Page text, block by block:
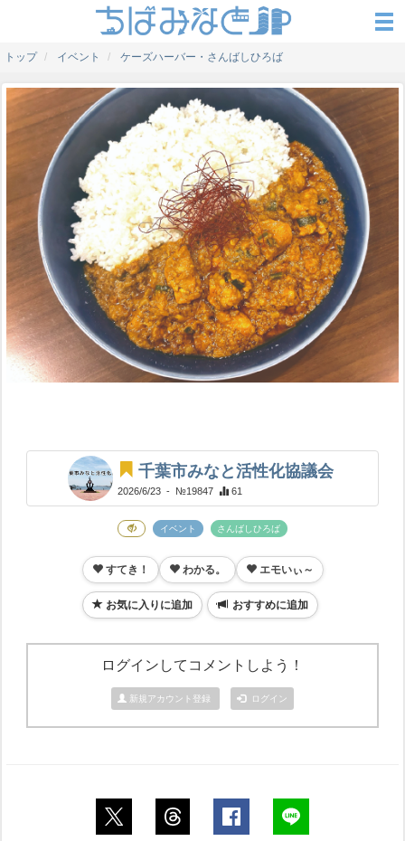
トップ イベント ケーズハーバー・さんばしひろば
千葉市みなと活性化協議会
2026/6/23 - №19847 61
イベント さんばしひろば
すてき！ わかる。 エモいぃ～
お気に入りに追加 おすすめに追加
ログインしてコメントしよう！
新規アカウント登録 ログイン